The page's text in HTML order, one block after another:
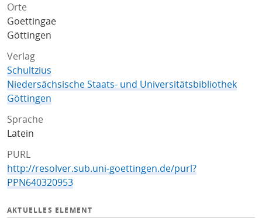
Orte
Goettingae
Göttingen
Verlag
Schultzius
Niedersächsische Staats- und Universitätsbibliothek
Göttingen
Sprache
Latein
PURL
http://resolver.sub.uni-goettingen.de/purl?
PPN640320953
AKTUELLES ELEMENT